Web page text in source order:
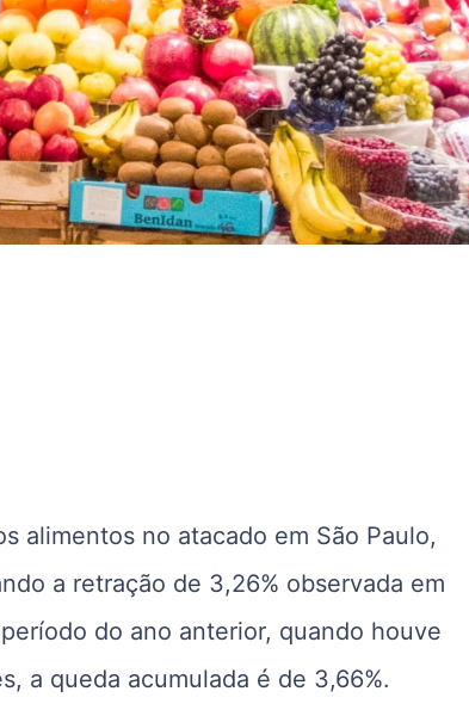
alimentos no atacado em São Paulo,
a retração de 3,26% observada em
do ano anterior, quando houve
a queda acumulada é de 3,66%.